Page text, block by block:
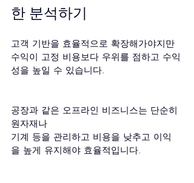
한 분석하기
고객 기반을 효율적으로 확장해가야지만
수익이 고정 비용보다 우위를 점하고 수익
성을 높일 수 있습니다.
공장과 같은 오프라인 비즈니스는 단순히
원자재나
기계 등을 관리하고 비용을 낮추고 이익
을 높게 유지해야 효율적입니다.